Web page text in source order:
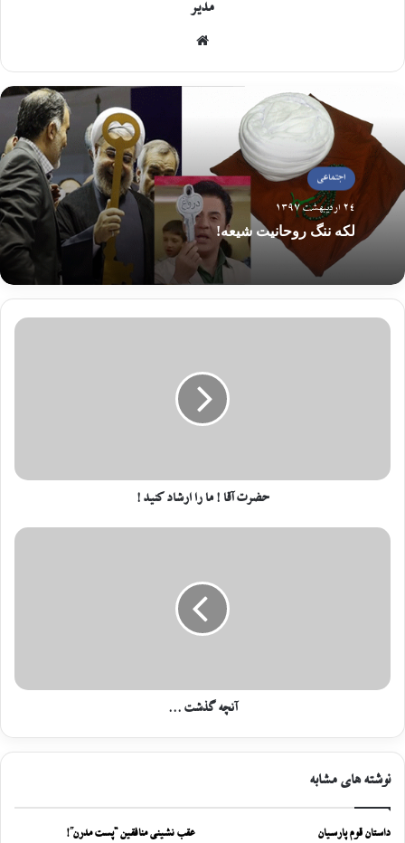
مدیر
اجتماعی
24 اردیبهشت 1397
لکه ننگ روحانیت شیعه!
حضرت آقا ! ما را ارشاد کنید !
آنچه گذشت ...
نوشته های مشابه
داستان قوم پارسیان عقب نشینی منافقین “پست مدرن”!